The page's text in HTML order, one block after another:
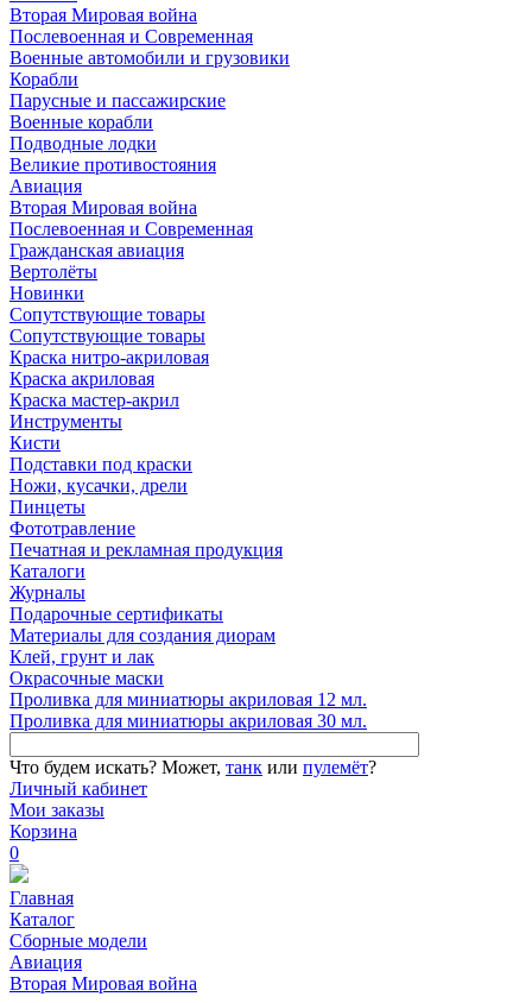
Вторая Мировая война
Послевоенная и Современная
Военные автомобили и грузовики
Корабли
Парусные и пассажирские
Военные корабли
Подводные лодки
Великие противостояния
Авиация
Вторая Мировая война
Послевоенная и Современная
Гражданская авиация
Вертолёты
Новинки
Сопутствующие товары
Сопутствующие товары
Краска нитро-акриловая
Краска акриловая
Краска мастер-акрил
Инструменты
Кисти
Подставки под краски
Ножи, кусачки, дрели
Пинцеты
Фототравление
Печатная и рекламная продукция
Каталоги
Журналы
Подарочные сертификаты
Материалы для создания диорам
Клей, грунт и лак
Окрасочные маски
Проливка для миниатюры акриловая 12 мл.
Проливка для миниатюры акриловая 30 мл.
Что будем искать? Может, танк или пулемёт?
Личный кабинет
Мои заказы
Корзина
0
Главная
Каталог
Сборные модели
Авиация
Вторая Мировая война